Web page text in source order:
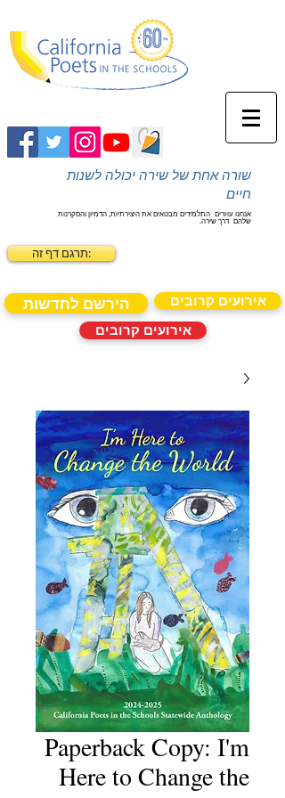
שורה אחת של שירה יכולה לשנות
חיים
אנחנו עוזרים התלמידים מבטאים את היצירתיות, הדמיון והסקרנות
שלהם דרך שירה.
תרגם דף זה:
הירשם לחדשות
אירועים קרובים
אירועים קרובים
Paperback Copy: I'm
Here to Change the